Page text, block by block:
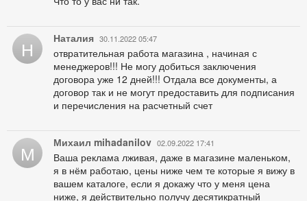
Н Наталия 30.11.2022 05:47
отвратительная работа магазина , начиная с
менеджеров!!! Не могу добиться заключения
договора уже 12 дней!!! Отдала все документы, а
договор так и не могут предоставить для подписания
и перечисления на расчетный счет
М Михаил mihadanilov 02.09.2022 17:41
Ваша реклама лживая, даже в магазине маленьком,
я в нём работаю, цены ниже чем те которые я вижу в
вашем каталоге, если я докажу что у меня цена
ниже, я действительно получу десятикратный